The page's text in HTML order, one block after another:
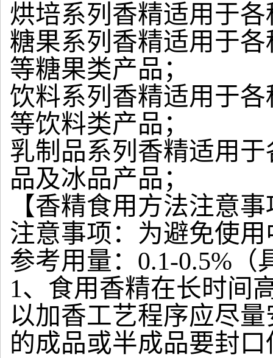
烘培系列香精适用于
糖果系列香精适用于
等糖果类产品；
饮料系列香精适用于
等饮料类产品；
乳制品系列香精适用
品及冰品产品；
【香精食用方法注意
注意事项：为避免使
参考用量：0.1-0.5%
1、食用香精在长时间
以加香工艺程序应尽
的成品或半成品要封